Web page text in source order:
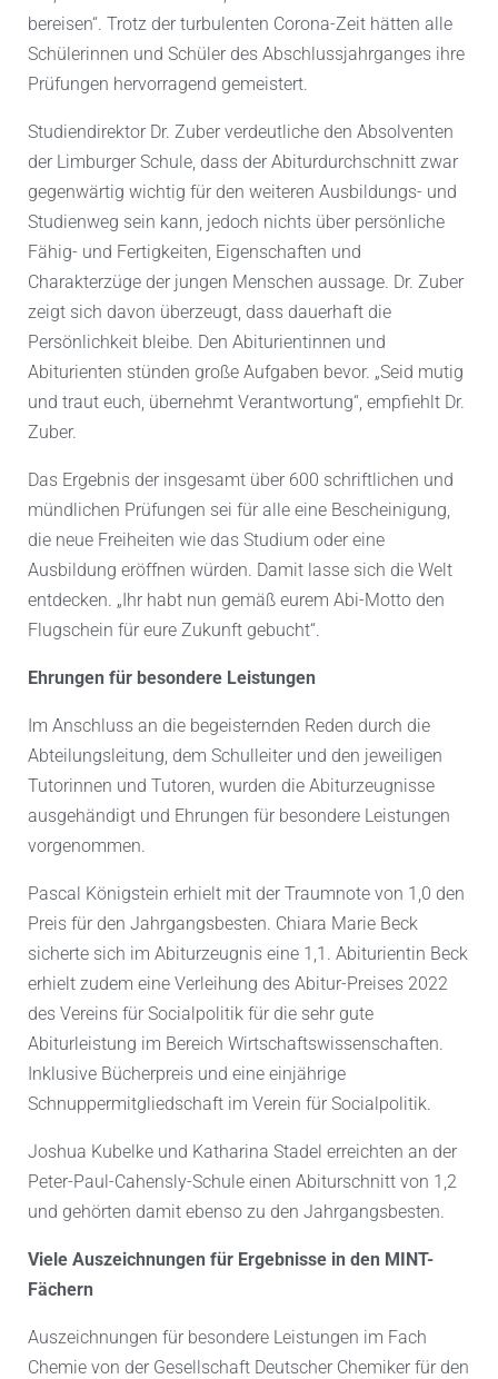
bereisen“. Trotz der turbulenten Corona-Zeit hätten alle
Schülerinnen und Schüler des Abschlussjahrganges ihre
Prüfungen hervorragend gemeistert.
Studiendirektor Dr. Zuber verdeutliche den Absolventen
der Limburger Schule, dass der Abiturdurchschnitt zwar
gegenwärtig wichtig für den weiteren Ausbildungs- und
Studienweg sein kann, jedoch nichts über persönliche
Fähig- und Fertigkeiten, Eigenschaften und
Charakterzüge der jungen Menschen aussage. Dr. Zuber
zeigt sich davon überzeugt, dass dauerhaft die
Persönlichkeit bleibe. Den Abiturientinnen und
Abiturienten stünden große Aufgaben bevor. „Seid mutig
und traut euch, übernehmt Verantwortung“, empfiehlt Dr.
Zuber.
Das Ergebnis der insgesamt über 600 schriftlichen und
mündlichen Prüfungen sei für alle eine Bescheinigung,
die neue Freiheiten wie das Studium oder eine
Ausbildung eröffnen würden. Damit lasse sich die Welt
entdecken. „Ihr habt nun gemäß eurem Abi-Motto den
Flugschein für eure Zukunft gebucht“.
Ehrungen für besondere Leistungen
Im Anschluss an die begeisternden Reden durch die
Abteilungsleitung, dem Schulleiter und den jeweiligen
Tutorinnen und Tutoren, wurden die Abiturzeugnisse
ausgehändigt und Ehrungen für besondere Leistungen
vorgenommen.
Pascal Königstein erhielt mit der Traumnote von 1,0 den
Preis für den Jahrgangsbesten. Chiara Marie Beck
sicherte sich im Abiturzeugnis eine 1,1. Abiturientin Beck
erhielt zudem eine Verleihung des Abitur-Preises 2022
des Vereins für Socialpolitik für die sehr gute
Abiturleistung im Bereich Wirtschaftswissenschaften.
Inklusive Bücherpreis und eine einjährige
Schnuppermitgliedschaft im Verein für Socialpolitik.
Joshua Kubelke und Katharina Stadel erreichten an der
Peter-Paul-Cahensly-Schule einen Abiturschnitt von 1,2
und gehörten damit ebenso zu den Jahrgangsbesten.
Viele Auszeichnungen für Ergebnisse in den MINT-
Fächern
Auszeichnungen für besondere Leistungen im Fach
Chemie von der Gesellschaft Deutscher Chemiker für den